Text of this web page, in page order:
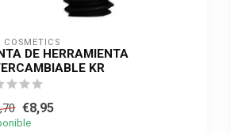
COSMETICS
DE HERRAMIENTA
KR
€8,95